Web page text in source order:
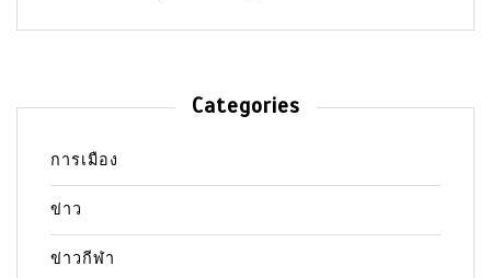
Categories
การเมือง
ข่าว
ข่าวกีฬา